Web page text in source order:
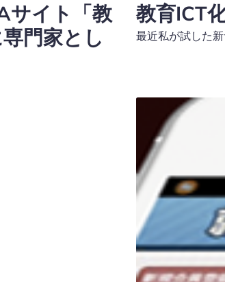
サイト「教
門家とし
教育ICT
最近私が試した